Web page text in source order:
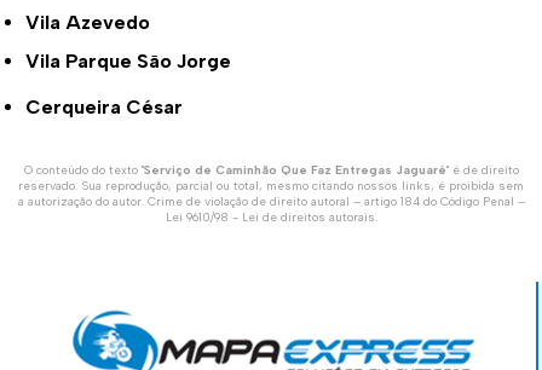
Vila Azevedo
Vila Parque São Jorge
Cerqueira César
O conteúdo do texto "Serviço de Caminhão Que Faz Entregas Jaguaré" é de direito
reservado. Sua reprodução, parcial ou total, mesmo citando nossos links, é proibida sem
a autorização do autor. Crime de violação de direito autoral – artigo 184 do Código Penal –
Lei 9610/98 - Lei de direitos autorais